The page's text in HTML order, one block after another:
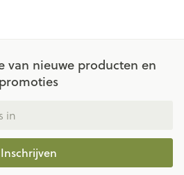
van nieuwe producten en
promoties
Inschrijven